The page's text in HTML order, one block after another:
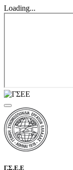
Loading...
Γ.Σ.Ε.Ε